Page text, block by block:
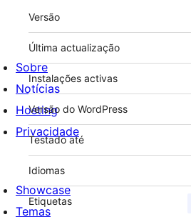
Metadados
Versão
Última actualização
Instalações activas
Versão do WordPress
Testado até
Idiomas
Etiquetas
Sobre
Notícias
Hosting
Privacidade
Showcase
Temas